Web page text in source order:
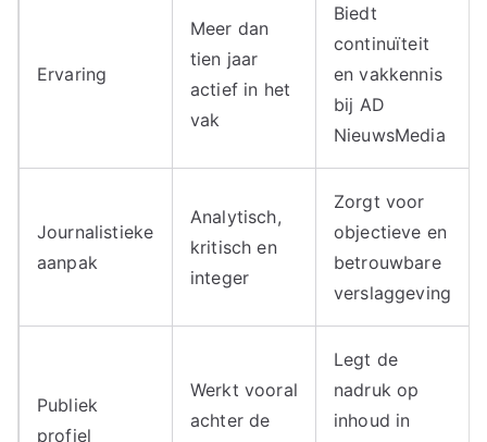
Ervaring
Meer dan
tien jaar
actief in het
vak
Biedt
continuïteit
en vakkennis
bij AD
NieuwsMedia
Journalistieke
aanpak
Analytisch,
kritisch en
integer
Zorgt voor
objectieve en
betrouwbare
verslaggeving
Publiek
profiel
Werkt vooral
achter de
Legt de
nadruk op
inhoud in